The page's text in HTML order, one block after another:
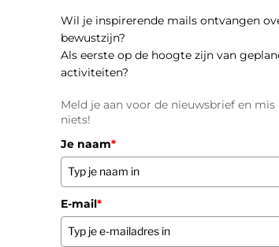
Wil je inspirerende mails ontvangen
bewustzijn?
Als eerste op de hoogte zijn van
activiteiten?
Meld je aan voor de nieuwsbrief en mis
niets!
Je naam*
E-mail*